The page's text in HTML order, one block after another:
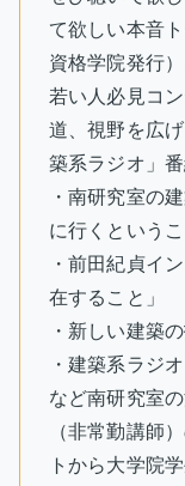
て欲しい本音
資格学院発行
若い人必見コ
道、視野を広
築系ラジオ」
・南研究室の
に行くというこ
・前田紀貞イ
在すること」
・新しい建築
・建築系ラジ
など南研究室
（非常勤講師
トから大学院